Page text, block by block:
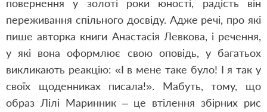
повернення у золоті роки юності, радість він
переживання спільного досвіду. Адже речі, про які
пише авторка книги Анастасія Левкова, і речення,
у які вона оформлює свою оповідь, у багатьох
викликають реакцію: «І в мене таке було! І я так у
своїх щоденниках писала!». Мабуть, тому, що
образ Лілі Маринник – це втілення збірних рис